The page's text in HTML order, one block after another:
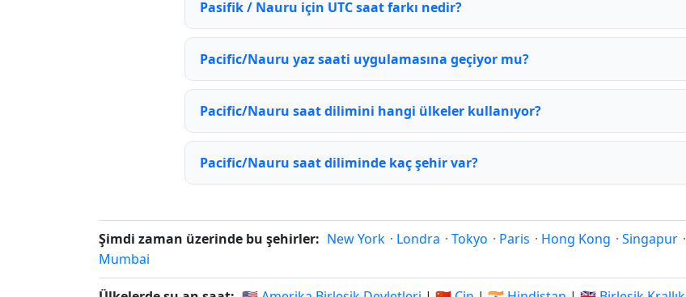
Pasifik / Nauru için UTC saat farkı nedir?
Pacific/Nauru yaz saati uygulamasına geçiyor mu?
Pacific/Nauru saat dilimini hangi ülkeler kullanıyor?
Pacific/Nauru saat diliminde kaç şehir var?
Şimdi zaman üzerinde bu şehirler: New York · Londra · Tokyo · Paris · Hong Kong · Singapur ·
Mumbai